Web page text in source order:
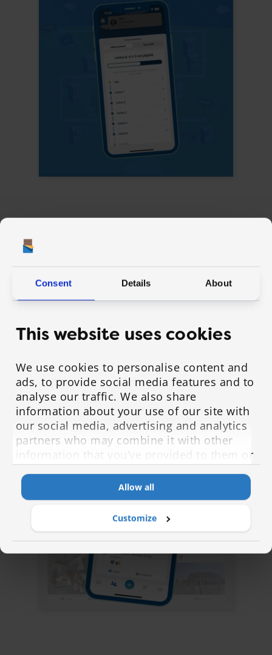
Consent Details About
This website uses cookies
We use cookies to personalise content and
ads, to provide social media features and to
analyse our traffic. We also share
information about your use of our site with
our social media, advertising and analytics
partners who may combine it with other
information that you’ve provided to them or
that they’ve collected from your use of their
services.
Allow all
Customize
Rakenna liikuntaa edistävä
työyhteisö
tukemisessa. HeiaHeia-kuntokortti on positiivinen
tapa kannustaa henkilöstöä liikkumaan suositusten
yhteisö rakentaa tiimihenkeä ja tukee yksilöiden
onnistumista.